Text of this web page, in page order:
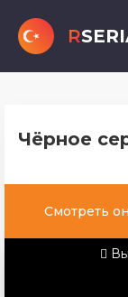
R
Чёрное
Смотреть